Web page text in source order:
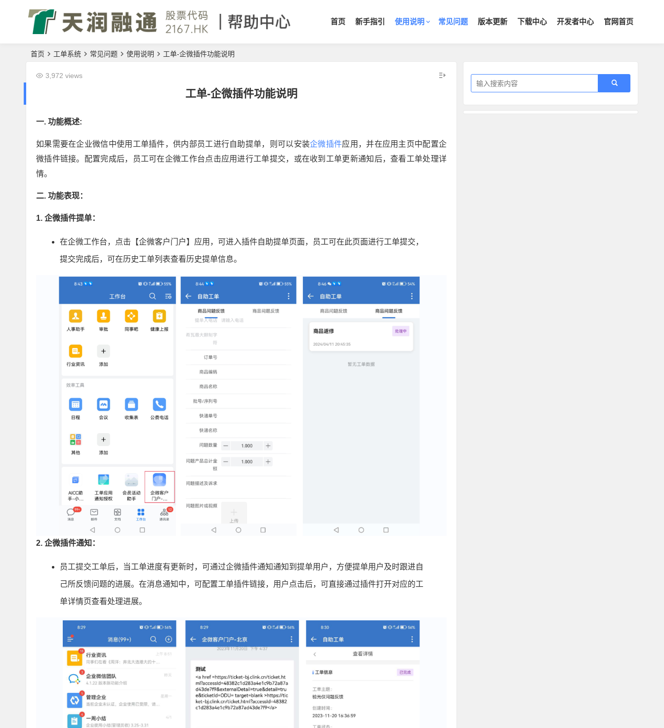
首页 新手指引 使用说明 常见问题 版本更新 下载中心 开发者中心 官网首页
首页 工单系统 常见问题 使用说明 工单-企微插件功能说明
工单-企微插件功能说明
3,972 views
一. 功能概述:
如果需要在企业微信中使用工单插件，供内部员工进行自助提单，则可以安装企微插件应用，并在应用主页中配置企
微插件链接。配置完成后，员工可在企微工作台点击应用进行工单提交，或在收到工单更新通知后，查看工单处理详
情。
二. 功能表现：
1. 企微插件提单：
在企微工作台，点击【企微客户门户】应用，可进入插件自助提单页面，员工可在此页面进行工单提交，
提交完成后，可在历史工单列表查看历史提单信息。
2. 企微插件通知：
员工提交工单后，当工单进度有更新时，可通过企微插件通知通知到提单用户，方便提单用户及时跟进自
己所反馈问题的进展。在消息通知中，可配置工单插件链接，用户点击后，可直接通过插件打开对应的工
单详情页查看处理进展。